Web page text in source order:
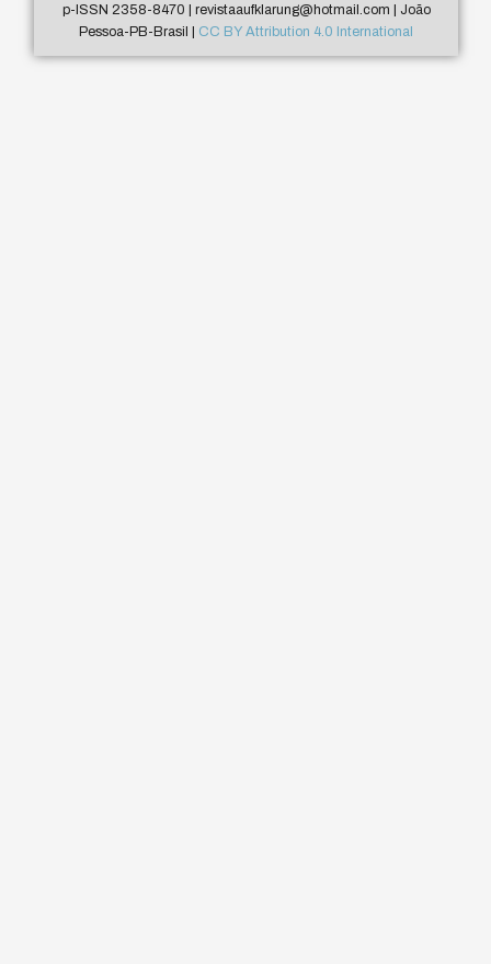
p-ISSN 2358-8470 | revistaaufklarung@hotmail.com | João
Pessoa-PB-Brasil | CC BY Attribution 4.0 International